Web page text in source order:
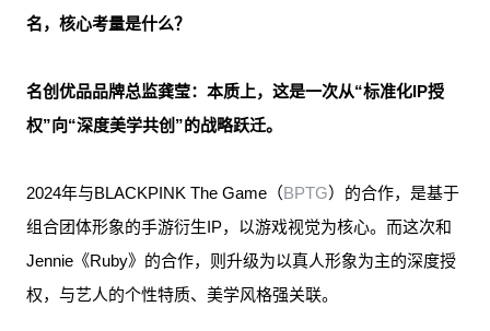
名，核心考量是什么？
名创优品品牌总监龚莹： 本质上，这是一次从“标准化IP授
权”向“深度美学共创”的战略跃迁。
2024年与BLACKPINK The Game（BPTG）的合作，是基于
组合团体形象的手游衍生IP，以游戏视觉为核心。而这次和
Jennie《Ruby》的合作，则升级为以真人形象为主的深度授
权，与艺人的个性特质、美学风格强关联。